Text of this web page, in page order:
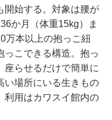
開始する。対象は腰が
か月（体重15kg）ま
万本以上の抱っこ紐
っこできる構造。抱っ
座らせるだけで簡単に
い場所にいる生きもの
利用はカワスイ館内の